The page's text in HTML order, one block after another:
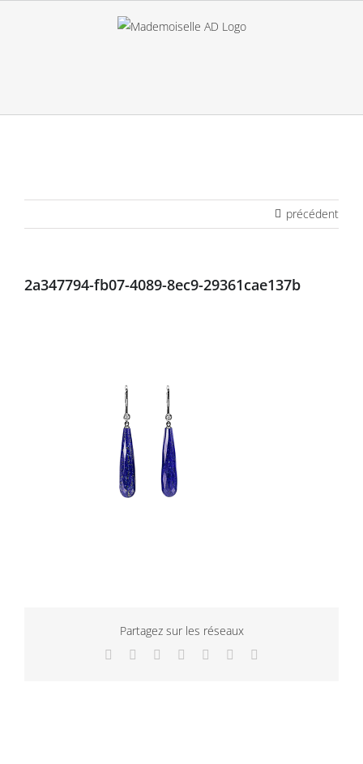
précédent
2a347794-fb07-4089-8ec9-29361cae137b
Partagez sur les réseaux
Facebook
TwitterLinkedInWhatsApp
TumblrPinterest